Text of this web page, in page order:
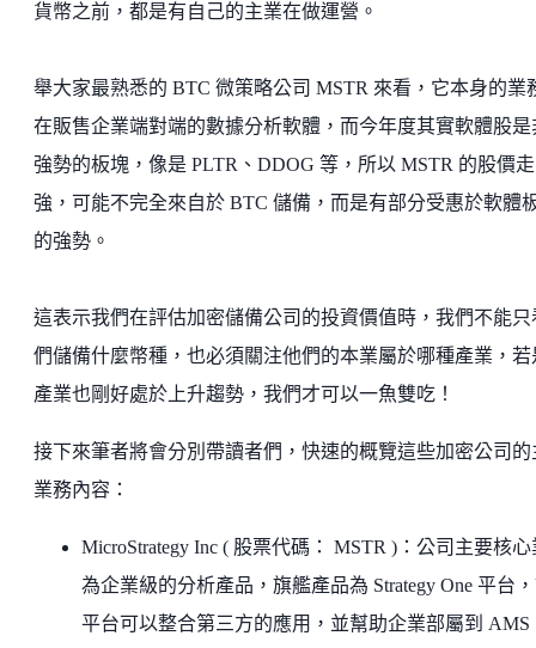
貨幣之前，都是有自己的主業在做運營。
舉大家最熟悉的 BTC 微策略公司 MSTR 來看，它本身的業
在販售企業端對端的數據分析軟體，而今年度其實軟體股是
強勢的板塊，像是 PLTR、DDOG 等，所以 MSTR 的股價走
強，可能不完全來自於 BTC 儲備，而是有部分受惠於軟體
的強勢。
這表示我們在評估加密儲備公司的投資價值時，我們不能只
們儲備什麼幣種，也必須關注他們的本業屬於哪種產業，若
產業也剛好處於上升趨勢，我們才可以一魚雙吃！
接下來筆者將會分別帶讀者們，快速的概覽這些加密公司的
業務內容：
MicroStrategy Inc ( 股票代碼： MSTR )：公司主要核
為企業級的分析產品，旗艦產品為 Strategy One 平台
平台可以整合第三方的應用，並幫助企業部屬到 AMS